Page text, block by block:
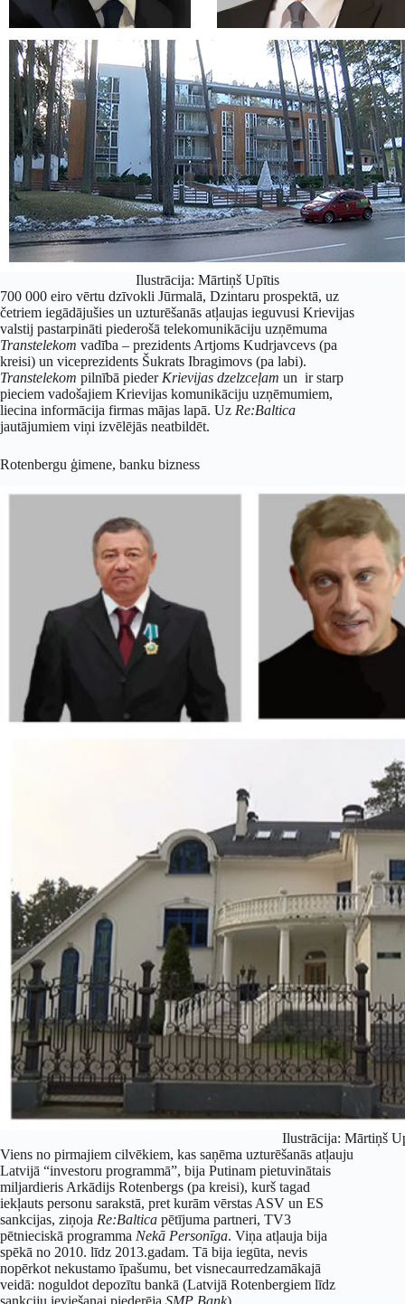
Ilustrācija: Mārtiņš Upītis
700 000 eiro vērtu dzīvokli Jūrmalā, Dzintaru prospektā, uz
četriem iegādājušies un uzturēšanās atļaujas ieguvusi Krievijas
valstij pastarpināti piederošā telekomunikāciju uzņēmuma
Transtelekom vadība – prezidents Artjoms Kudrjavcevs (pa
kreisi) un viceprezidents Šukrats Ibragimovs (pa labi).
Transtelekom pilnībā pieder Krievijas dzelzceļam un ir starp
pieciem vadošajiem Krievijas komunikāciju uzņēmumiem,
liecina informācija firmas mājas lapā. Uz Re:Baltica
jautājumiem viņi izvēlējās neatbildēt.
Rotenbergu ģimene, banku bizness
Ilustrācija: Mārtiņš
Viens no pirmajiem cilvēkiem, kas saņēma uzturēšanās atļauju
Latvijā “investoru programmā”, bija Putinam pietuvinātais
miljardieris Arkādijs Rotenbergs (pa kreisi), kurš tagad
iekļauts personu sarakstā, pret kurām vērstas ASV un ES
sankcijas, ziņoja Re:Baltica pētījuma partneri, TV3
pētnieciskā programma Nekā Personīga. Viņa atļauja bija
spēkā no 2010. līdz 2013.gadam. Tā bija iegūta, nevis
nopērkot nekustamo īpašumu, bet visnecaurredzamākajā
veidā: noguldot depozītu bankā (Latvijā Rotenbergiem līdz
sankciju ieviešanai piederēja SMP Bank).